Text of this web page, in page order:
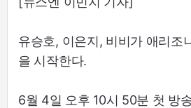
유승호, 이은지, 비비가 애리조
을 시작한다.
6월 4일 오후 10시 50분 첫 방